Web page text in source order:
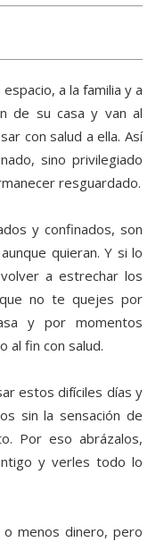
a la familia y a
de su casa y van al
con salud a ella. Así
sino privilegiado
resguardado.
y confinados, son
quieran. Y si lo
a estrechar los
no te quejes por
y por momentos
al fin con salud.
estos difíciles días y
sin la sensación de
Por eso abrázalos,
y verles todo lo
menos dinero, pero